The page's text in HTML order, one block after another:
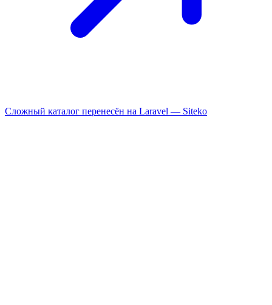
Сложный каталог перенесён на Laravel — Siteko